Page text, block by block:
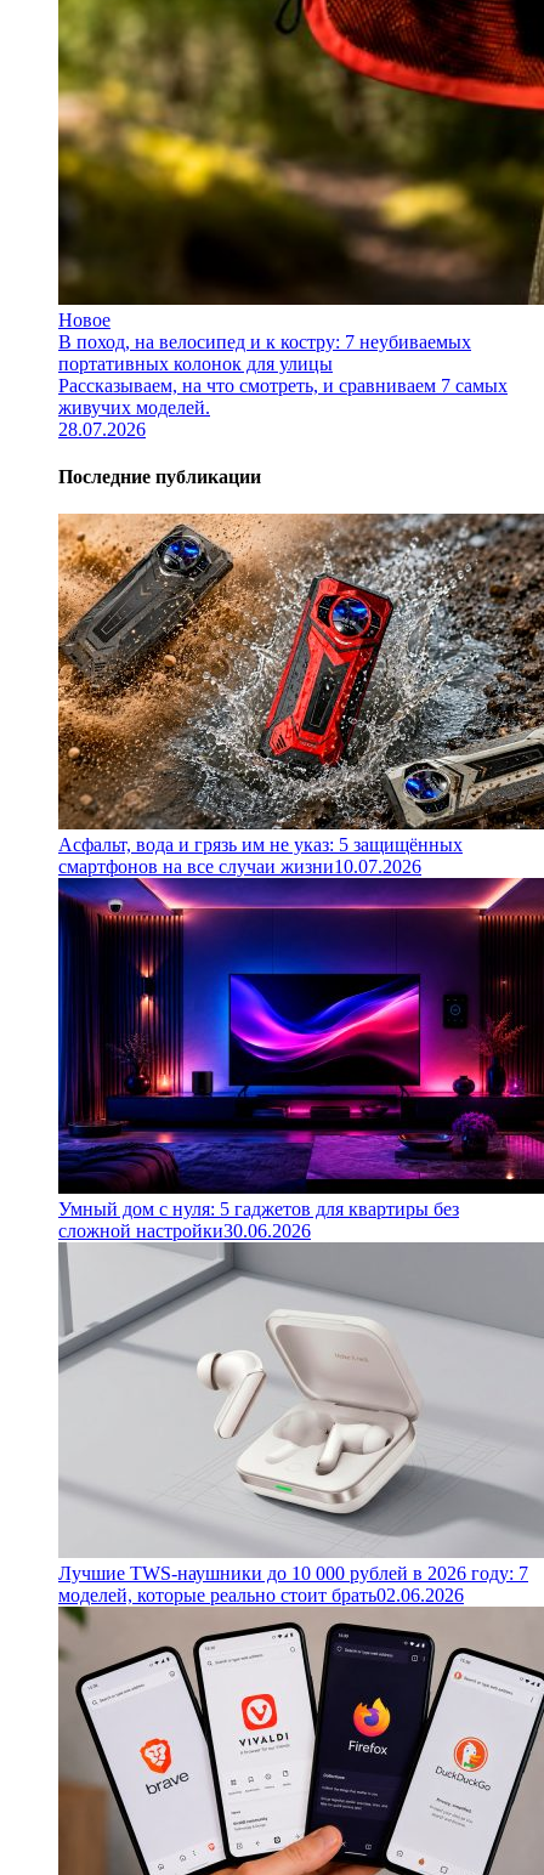
Новое
В поход, на велосипед и к костру: 7 неубиваемых
портативных колонок для улицы
Рассказываем, на что смотреть, и сравниваем 7 самых
живучих моделей.
28.07.2026
Последние публикации
Асфальт, вода и грязь им не указ: 5 защищённых
смартфонов на все случаи жизни10.07.2026
Умный дом с нуля: 5 гаджетов для квартиры без
сложной настройки30.06.2026
Лучшие TWS-наушники до 10 000 рублей в 2026 году: 7
моделей, которые реально стоит брать02.06.2026